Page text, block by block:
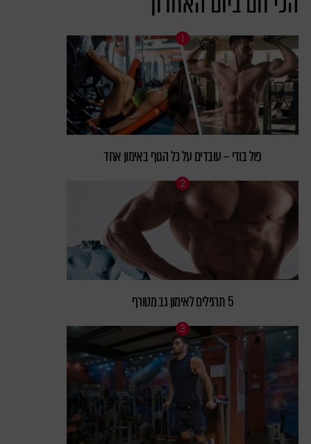
פול בודי – עובדים על כל הגוף באימון אחד
5 תרגילים לאימון גב מטורף